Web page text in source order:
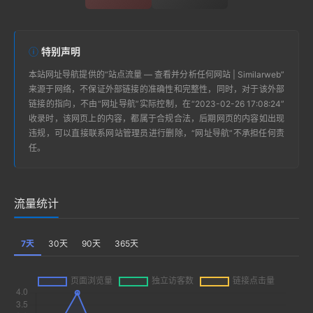
特别声明
本站网址导航提供的“站点流量 — 查看并分析任何网站 | Similarweb”
来源于网络，不保证外部链接的准确性和完整性，同时，对于该外部
链接的指向，不由“网址导航”实际控制，在“2023-02-26 17:08:24”
收录时，该网页上的内容，都属于合规合法，后期网页的内容如出现
违规，可以直接联系网站管理员进行删除，“网址导航”不承担任何责
任。
流量统计
7天 30天 90天 365天